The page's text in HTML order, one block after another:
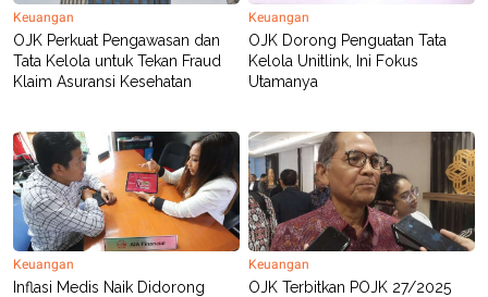
P
A
P
E
R
D
V
E
R
T
I
N
G
K
G
M
E
D
I
Keuangan
OJK Perkuat Pengawasan dan
Tata Kelola untuk Tekan Fraud
Klaim Asuransi Kesehatan
Keuangan
OJK Dorong Penguatan Tata
Kelola Unitlink, Ini Fokus
Utamanya
Keuangan
Inflasi Medis Naik Didorong
Keuangan
OJK Terbitkan POJK 27/2025